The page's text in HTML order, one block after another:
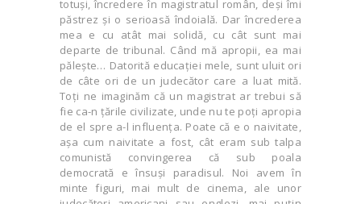
totuşi, încredere în magistratul român, deşi îmi
păstrez şi o serioasă îndoială. Dar încrederea
mea e cu atât mai solidă, cu cât sunt mai
departe de tribunal. Când mă apropii, ea mai
păleşte… Datorită educaţiei mele, sunt uluit ori
de câte ori de un judecător care a luat mită.
Toţi ne imaginăm că un magistrat ar trebui să
fie ca-n ţările civilizate, unde nu te poţi apropia
de el spre a-l influenţa. Poate că e o naivitate,
aşa cum naivitate a fost, cât eram sub talpa
comunistă convingerea că sub poala
democrată e însuşi paradisul. Noi avem în
minte figuri, mai mult de cinema, ale unor